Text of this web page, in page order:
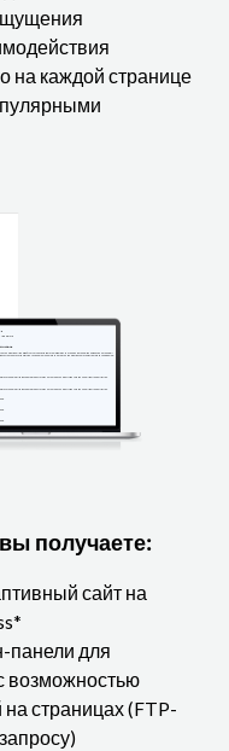
на каждой странице
получаете:
сайт на
панели для
возможностью
страницах (FTP-